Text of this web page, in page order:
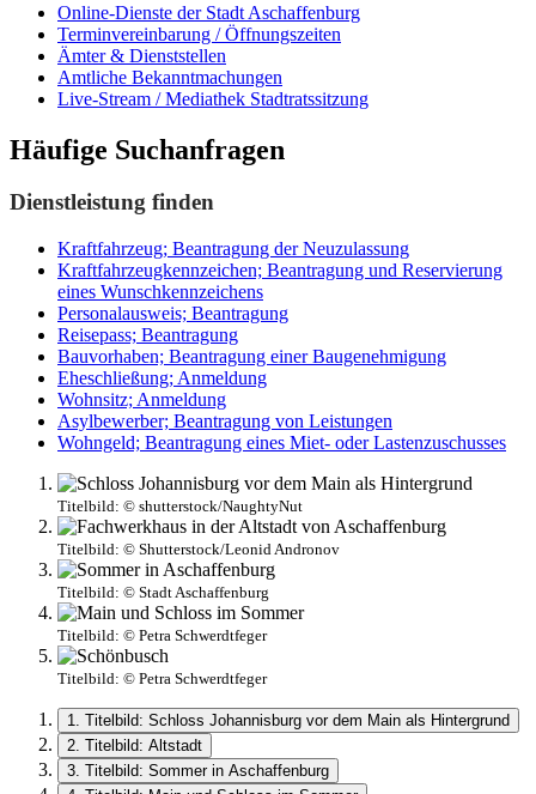
Online-Dienste der Stadt Aschaffenburg
Terminvereinbarung / Öffnungszeiten
Ämter & Dienststellen
Amtliche Bekanntmachungen
Live-Stream / Mediathek Stadtratssitzung
Häufige Suchanfragen
Dienstleistung finden
Kraftfahrzeug; Beantragung der Neuzulassung
Kraftfahrzeugkennzeichen; Beantragung und Reservierung
eines Wunschkennzeichens
Personalausweis; Beantragung
Reisepass; Beantragung
Bauvorhaben; Beantragung einer Baugenehmigung
Eheschließung; Anmeldung
Wohnsitz; Anmeldung
Asylbewerber; Beantragung von Leistungen
Wohngeld; Beantragung eines Miet- oder Lastenzuschusses
Titelbild: © shutterstock/NaughtyNut
Titelbild: © Shutterstock/Leonid Andronov
Titelbild: © Stadt Aschaffenburg
Titelbild: © Petra Schwerdtfeger
Titelbild: © Petra Schwerdtfeger
1. Titelbild: Schloss Johannisburg vor dem Main als Hintergrund
2. Titelbild: Altstadt
3. Titelbild: Sommer in Aschaffenburg